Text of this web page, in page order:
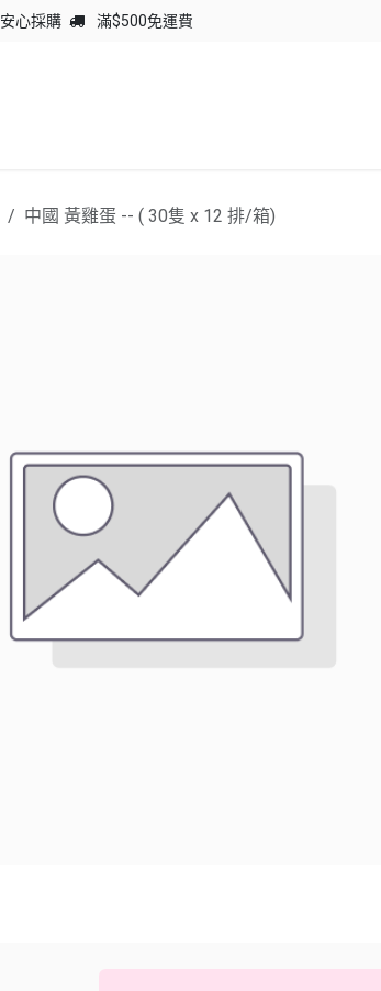
安心採購 滿$500免運費
中國 黃雞蛋 -- ( 30隻 x 12 排/箱)